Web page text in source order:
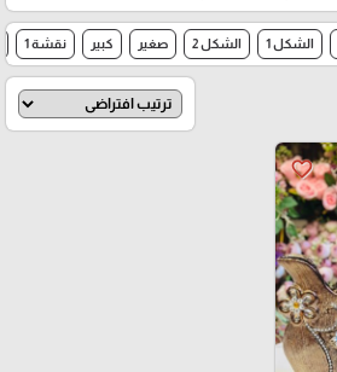
الشكل 1 الشكل 2 صغير كبير نقشة 1
favorite_border